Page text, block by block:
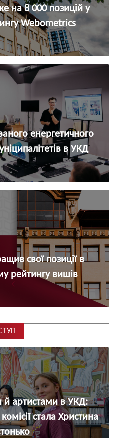
на 8 000 позицій у
Webometrics
енергетичного
в УКД
свої позиції в
рейтингу вишів
й артистами в УКД:
стала Христина